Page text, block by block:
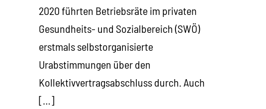
2020 führten Betriebsräte im privaten
Gesundheits- und Sozialbereich (SWÖ)
erstmals selbstorganisierte
Urabstimmungen über den
Kollektivvertragsabschluss durch. Auch
[…]